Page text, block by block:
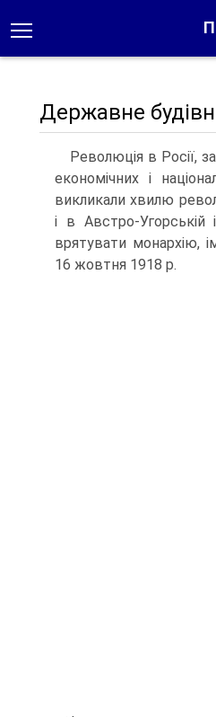
Державне
Революція в Росії,
економічних і
викликали хвилю
і в Австро-Угорській
врятувати монархію,
16 жовтня 1918 р.